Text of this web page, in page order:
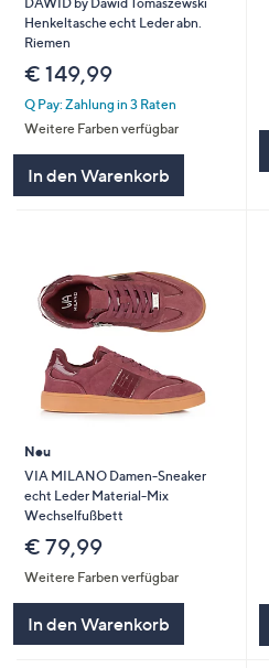
Henkeltasche echt Leder abn.
Riemen
€ 149,99
Q Pay: Zahlung in 3 Raten
Weitere Farben verfügbar
In den Warenkorb
Neu
VIA MILANO Damen-Sneaker
echt Leder Material-Mix
Wechselfußbett
€ 79,99
Weitere Farben verfügbar
In den Warenkorb